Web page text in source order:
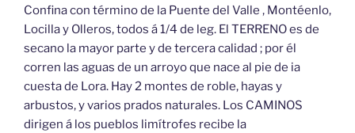
Confina con término de la Puente del Valle , Montéenlo,
Locilla y Olleros, todos á 1/4 de leg. El TERRENO es de
secano la mayor parte y de tercera calidad ; por él
corren las aguas de un arroyo que nace al pie de ia
cuesta de Lora. Hay 2 montes de roble, hayas y
arbustos, y varios prados naturales. Los CAMINOS
dirigen á los pueblos limítrofes recibe la